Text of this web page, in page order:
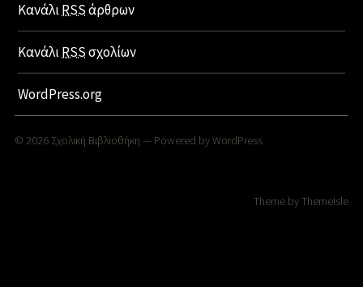
ΚανάλιRSSάρθρων
ΚανάλιRSSσχολίων
WordPress.org
© 2026 Σχολική Βιβλιοθήκη — Powered byWordPress
Theme byThemeIsle